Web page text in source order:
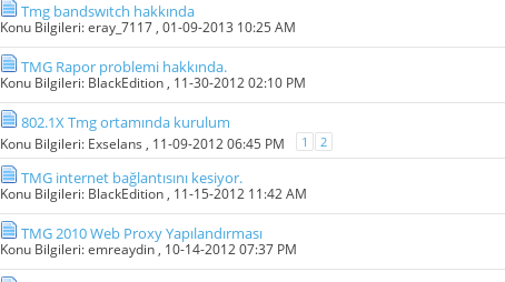
Tmg bandswıtch hakkında
Konu Bilgileri:eray_7117 , 01-09-2013 10:25 AM
TMG Rapor problemi hakkında.
Konu Bilgileri: BlackEdition , 11-30-2012 02:10 PM
802.1X Tmg ortamında kurulum
Konu Bilgileri: Exselans , 11-09-2012 06:45 PM 1 2
TMG internet bağlantısını kesiyor.
Konu Bilgileri: BlackEdition , 11-15-2012 11:42 AM
TMG 2010 Web Proxy Yapılandırması
Konu Bilgileri:emreaydin , 10-14-2012 07:37 PM